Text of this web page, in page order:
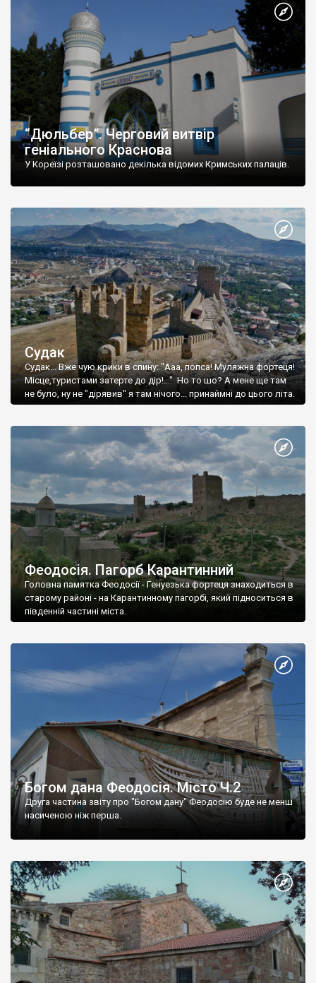
“Дюльбер”. Черговий витвір
геніального Краснова
У Кореїзі розташовано декілька відомих Кримських палаців.
Судак
Судак... Вже чую крики в спину: "Ааа, попса! Муляжна фортеця!
Місце,туристами затерте до дір!..." Но то шо? А мене ще там
не було, ну не "дірявив" я там нічого... принаймні до цього літа.
Феодосія. Пагорб Карантинний
Головна памятка Феодосії - Генуезька фортеця знаходиться в
старому районі - на Карантинному пагорбі, який підноситься в
південній частині міста.
Богом дана Феодосія. Місто Ч.2
Друга частина звіту про "Богом дану" Феодосію буде не менш
насиченою ніж перша.